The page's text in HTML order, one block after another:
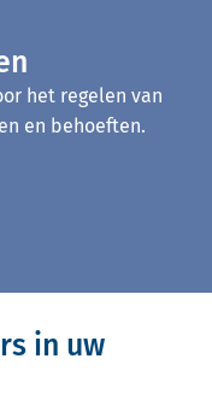
het regelen van
en behoeften.
in uw